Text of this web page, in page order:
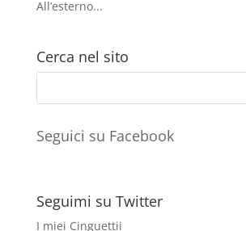
All’esterno...
Cerca nel sito
Seguici su Facebook
Seguimi su Twitter
I miei Cinguettii